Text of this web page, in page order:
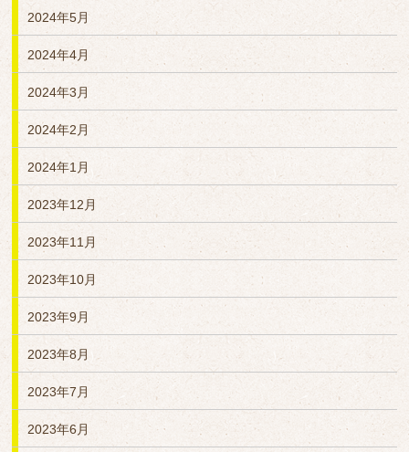
2024年5月
2024年4月
2024年3月
2024年2月
2024年1月
2023年12月
2023年11月
2023年10月
2023年9月
2023年8月
2023年7月
2023年6月